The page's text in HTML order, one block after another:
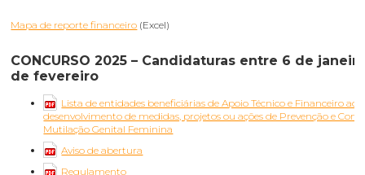
Mapa de reporte financeiro (Excel)
CONCURSO 2025 – Candidaturas entre 6 de
de fevereiro
Lista de entidades beneficiárias de Apoio Técnico e Financeiro ao
desenvolvimento de medidas, projetos ou ações de Prevenção e
Mutilação Genital Feminina
Aviso de abertura
Regulamento